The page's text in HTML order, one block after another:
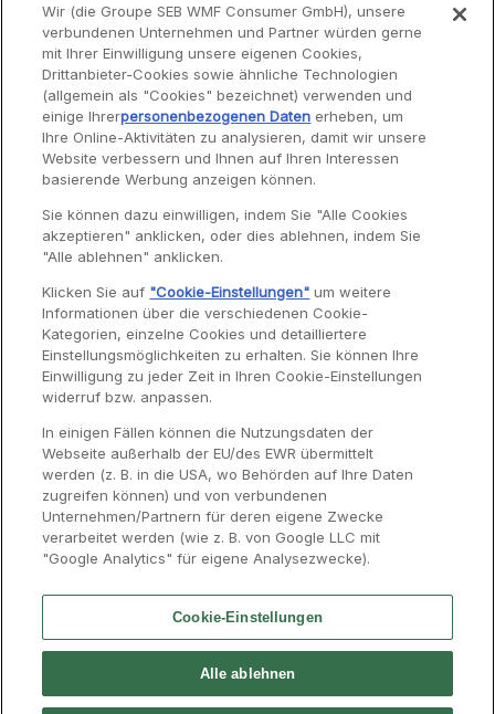
CHOPPER AND GRINDER
LM2C3110
Service
Garantie
Reparaturen
Bedienungsanleitungen
Häufig gestellte Fragen
Kontaktseite
Impressum Groupe SEB
Wir (die Groupe SEB WMF Consumer GmbH), unsere
verbundenen Unternehmen und Partner würden gerne
mit Ihrer Einwilligung unsere eigenen Cookies,
Drittanbieter-Cookies sowie ähnliche Technologien
(allgemein als "Cookies" bezeichnet) verwenden und
einige Ihrerpersonenbezogenen Daten erheben, um
Ihre Online-Aktivitäten zu analysieren, damit wir unsere
Website verbessern und Ihnen auf Ihren Interessen
basierende Werbung anzeigen können.
Sie können dazu einwilligen, indem Sie "Alle Cookies
akzeptieren" anklicken, oder dies ablehnen, indem Sie
"Alle ablehnen" anklicken.
Klicken Sie auf "Cookie-Einstellungen" um weitere
Informationen über die verschiedenen Cookie-
Kategorien, einzelne Cookies und detailliertere
Einstellungsmöglichkeiten zu erhalten. Sie können Ihre
Einwilligung zu jeder Zeit in Ihren Cookie-Einstellungen
widerruf bzw. anpassen.
In einigen Fällen können die Nutzungsdaten der
Webseite außerhalb der EU/des EWR übermittelt
werden (z. B. in die USA, wo Behörden auf Ihre Daten
zugreifen können) und von verbundenen
Unternehmen/Partnern für deren eigene Zwecke
verarbeitet werden (wie z. B. von Google LLC mit
"Google Analytics" für eigene Analysezwecke).
Cookie-Einstellungen
Alle ablehnen